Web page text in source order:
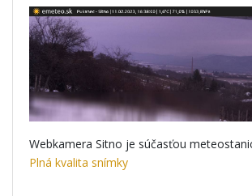
Webkamera Sitno je súčasťou
Plná kvalita snímky